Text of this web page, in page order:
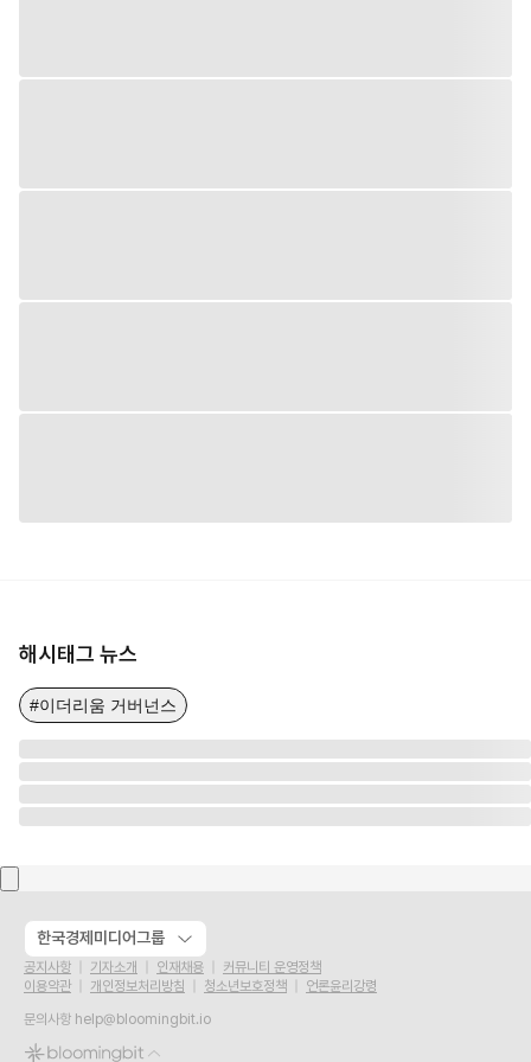
해시태그 뉴스
#이더리움 거버넌스
한국경제미디어그룹
공지사항 기자소개 인재채용
커뮤니티 운영정책
이용약관
개인정보처리방침 청소년보호정책
언론윤리강령
문의사항 help@bloomingbit.io